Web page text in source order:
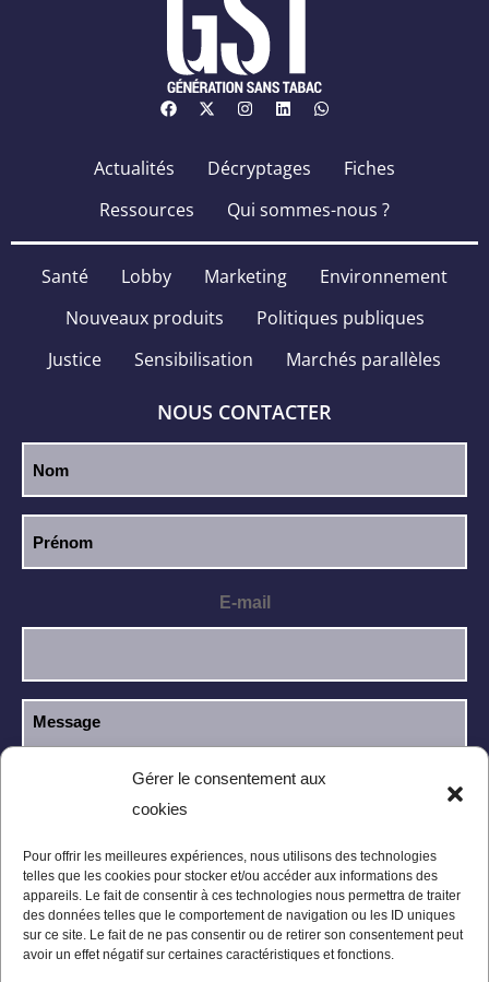
Gérer le consentement aux
cookies
Pour offrir les meilleures expériences, nous utilisons des technologies
telles que les cookies pour stocker et/ou accéder aux informations des
appareils. Le fait de consentir à ces technologies nous permettra de traiter
des données telles que le comportement de navigation ou les ID uniques
sur ce site. Le fait de ne pas consentir ou de retirer son consentement peut
avoir un effet négatif sur certaines caractéristiques et fonctions.
Actualités Décryptages
Fiches
Ressources
Qui sommes-nous ?
Santé Lobby Marketing
Environnement
Nouveaux produits
Politiques publiques
Justice
Sensibilisation Marchés parallèles
NOUS CONTACTER
E-mail
J’ai lu et j’accepte la
confidentialité.